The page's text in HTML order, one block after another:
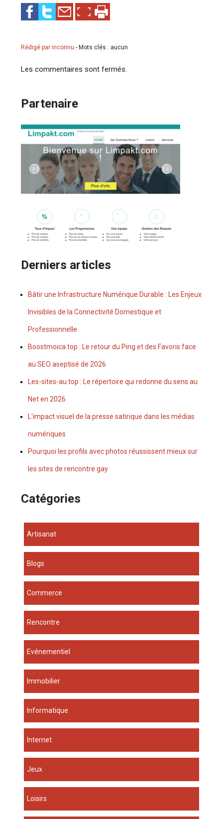
Rédigé par inconnu-Mots clés : aucun
Les commentaires sont fermés.
Partenaire
Derniers articles
Bâtir une Infrastructure Numérique Durable : Les Enjeux
Invisibles de la Connectivité Domestique et
Professionnelle
Boostmoica.top : Le retour du Ping et des Favoris face
au SEO aseptisé de 2026
Les-sites-au.top : Le répertoire qui redonne du sens au
Net en 2026
L'impact visuel de la presse satirique dans les médias
numériques
Pourquoi les profils avec photos réussissent mieux sur
les sites de rencontre gay
Catégories
Artisanat
Blogs
Commerce
Rencontre
Evénementiel
Immobilier
Informatique
Internet
Jeux
Loisirs